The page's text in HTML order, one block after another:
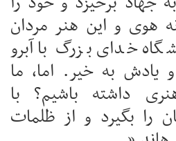
هوی و این هنر مردان
خدای بزرگ با آبرو
به خیر. اما، ما
داشته باشیم؟ با
را بگیرد و از ظلمات